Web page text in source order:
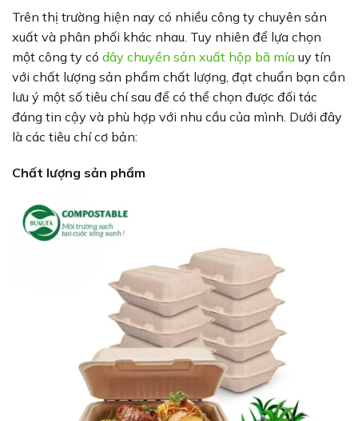
Trên thị trường hiện nay có nhiều công ty chuyên sản
xuất và phân phối khác nhau. Tuy nhiên để lựa chọn
một công ty có dây chuyền sản xuất hộp bã mía uy tín
với chất lượng sản phẩm chất lượng, đạt chuẩn bạn cần
lưu ý một số tiêu chí sau để có thể chọn được đối tác
đáng tin cậy và phù hợp với nhu cầu của mình. Dưới đây
là các tiêu chí cơ bản:
Chất lượng sản phẩm